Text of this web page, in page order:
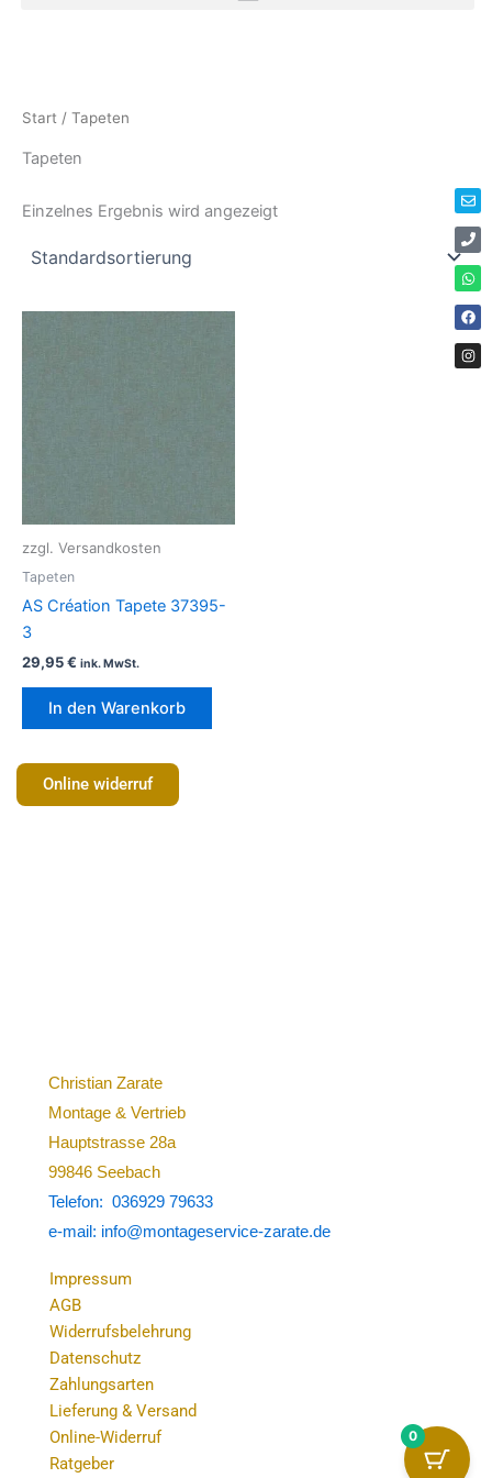
Start / Tapeten
Tapeten
Einzelnes Ergebnis wird angezeigt
zzgl. Versandkosten
Tapeten
AS Création Tapete 37395-
3
29,95€ ink. MwSt.
In den Warenkorb
Online widerruf
Christian Zarate
Montage & Vertrieb
Hauptstrasse 28a
99846 Seebach
Telefon: 036929 79633
e-mail: info@montageservice-zarate.de
Impressum
AGB
Widerrufsbelehrung
Datenschutz
Zahlungsarten
Lieferung & Versand
Online-Widerruf
Ratgeber
0